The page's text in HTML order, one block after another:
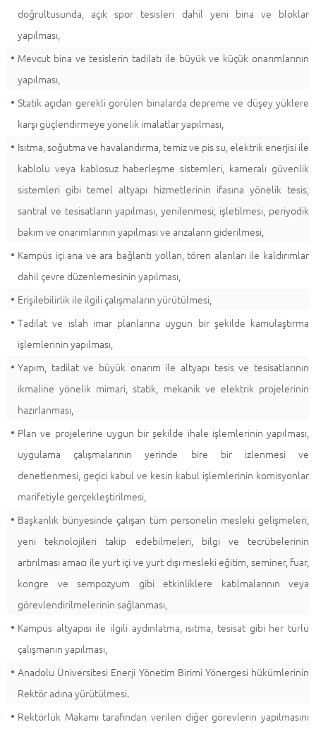
doğrultusunda, açık spor tesisleri dahil yeni bina ve bloklar
yapılması,
Mevcut bina ve tesislerin tadilatı ile büyük ve küçük onarımlarının
yapılması,
Statik açıdan gerekli görülen binalarda depreme ve düşey yüklere
karşı güçlendirmeye yönelik imalatlar yapılması,
Isıtma, soğutma ve havalandırma, temiz ve pis su, elektrik enerjisi ile
kablolu veya kablosuz haberleşme sistemleri, kameralı güvenlik
sistemleri gibi temel altyapı hizmetlerinin ifasına yönelik tesis,
santral ve tesisatların yapılması, yenilenmesi, işletilmesi, periyodik
bakım ve onarımlarının yapılması ve arızaların giderilmesi,
Kampüs içi ana ve ara bağlantı yolları, tören alanları ile kaldırımlar
dahil çevre düzenlemesinin yapılması,
Erişilebilirlik ile ilgili çalışmaların yürütülmesi,
Tadilat ve ıslah imar planlarına uygun bir şekilde kamulaştırma
işlemlerinin yapılması,
Yapım, tadilat ve büyük onarım ile altyapı tesis ve tesisatlarının
ikmaline yönelik mimari, statik, mekanik ve elektrik projelerinin
hazırlanması,
Plan ve projelerine uygun bir şekilde ihale işlemlerinin yapılması,
uygulama çalışmalarının yerinde bire bir izlenmesi ve
denetlenmesi, geçici kabul ve kesin kabul işlemlerinin komisyonlar
marifetiyle gerçekleştirilmesi,
Başkanlık bünyesinde çalışan tüm personelin mesleki gelişmeleri,
yeni teknolojileri takip edebilmeleri, bilgi ve tecrübelerinin
artırılması amacı ile yurt içi ve yurt dışı mesleki eğitim, seminer, fuar,
kongre ve sempozyum gibi etkinliklere katılmalarının veya
görevlendirilmelerinin sağlanması,
Kampüs altyapısı ile ilgili aydınlatma, ısıtma, tesisat gibi her türlü
çalışmanın yapılması,
Anadolu Üniversitesi Enerji Yönetim Birimi Yönergesi hükümlerinin
Rektör adına yürütülmesi.
Rektörlük Makamı tarafından verilen diğer görevlerin yapılmasını